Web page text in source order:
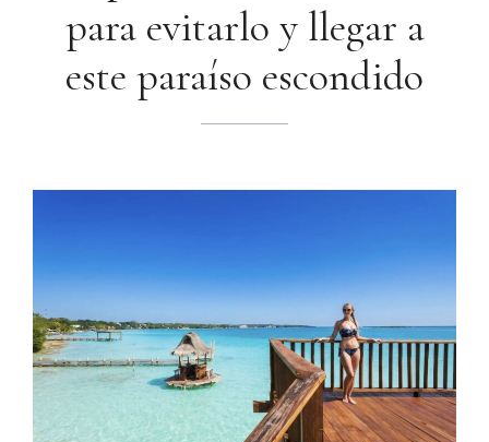
para evitarlo y llegar a
este paraíso escondido